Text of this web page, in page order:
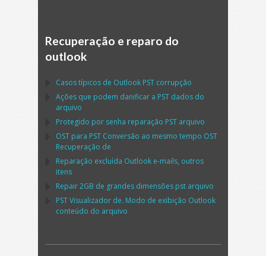
Recuperação e reparo do
outlook
Casos típicos de Outlook PST corrupção
Ações que podem danificar a PST dados do
arquivo
Protegido por senha reparação PST arquivo
OST para PST Conversão ao mesmo tempo OST
Recuperação de
Reparação excluída Outlook e-mails, outros
itens
Repair2GB de grandes dimensões pst arquivo
PSTVisualizador de. Modo de exibição Outlook
conteúdo do arquivo